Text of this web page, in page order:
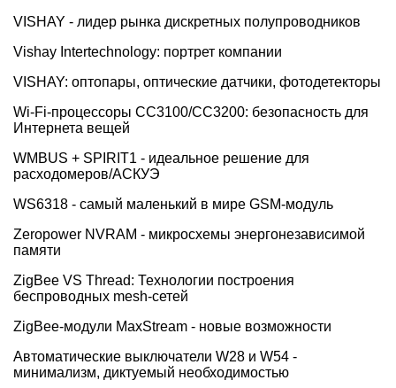
VISHAY - лидер рынка дискретных полупроводников
Vishay Intertechnology: портрет компании
VISHAY: оптопары, оптические датчики, фотодетекторы
Wi-Fi-процессоры CC3100/CC3200: безопасность для
Интернета вещей
WMBUS + SPIRIT1 - идеальное решение для
расходомеров/АСКУЭ
WS6318 - самый маленький в мире GSM-модуль
Zeropower NVRAM - микросхемы энергонезависимой
памяти
ZigBee VS Thread: Технологии построения
беспроводных mesh-сетей
ZigBee-модули MaxStream - новые возможности
Автоматические выключатели W28 и W54 -
минимализм, диктуемый необходимостью